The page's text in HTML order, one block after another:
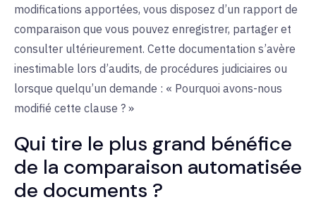
modifications apportées, vous disposez d’un rapport de
comparaison que vous pouvez enregistrer, partager et
consulter ultérieurement. Cette documentation s’avère
inestimable lors d’audits, de procédures judiciaires ou
lorsque quelqu’un demande : « Pourquoi avons-nous
modifié cette clause ? »
Qui tire le plus grand bénéfice
de la comparaison automatisée
de documents ?